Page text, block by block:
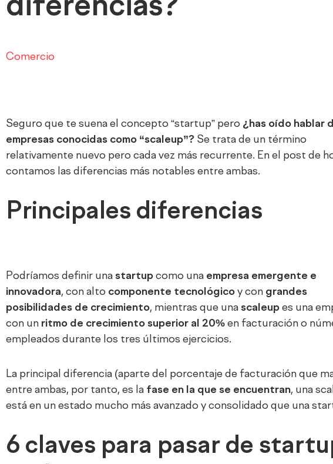
diferencias?
Comercio
Seguro que te suena el concepto “startup” pero ¿has oído hablar
empresas conocidas como “scaleup”? Se trata de un término
relativamente nuevo pero cada vez más recurrente. En el post de
contamos las diferencias más notables entre ambas.
Principales diferencias
Podríamos definir una startup como una empresa emergente e
innovadora, con alto componente tecnológico y con grandes
posibilidades de crecimiento, mientras que una scaleup es una
con un ritmo de crecimiento superior al 20% en facturación o
empleados durante los tres últimos ejercicios.
La principal diferencia (aparte del porcentaje de facturación que
entre ambas, por tanto, es la fase en la que se encuentran, una
está en un estado mucho más avanzado y consolidado que una
6 claves para pasar de